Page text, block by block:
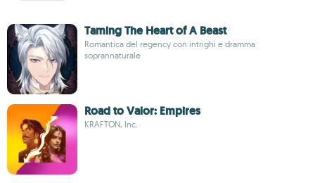
Taming The Heart of A Beast
Romantica del regency con intrighi e dramma
soprannaturale
Road to Valor: Empires
KRAFTON, Inc.